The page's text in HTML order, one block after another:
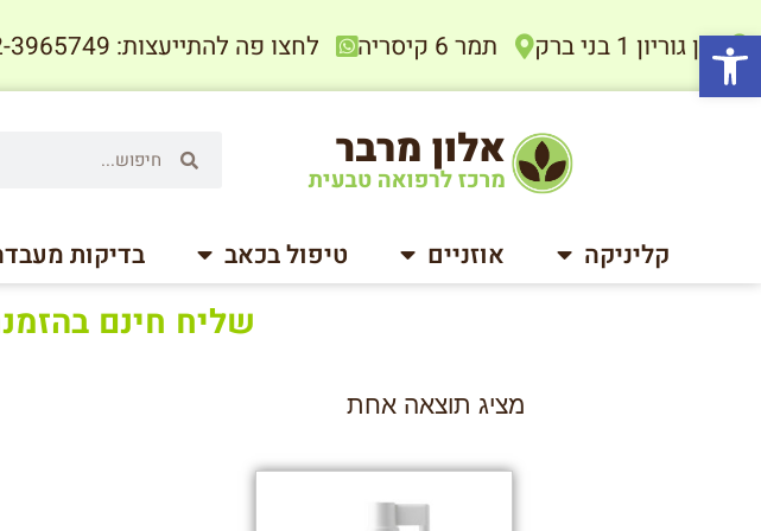
פתח סרגל נגישות
בן גוריון 1 בני ברק תמר 6 קיסריה לחצו פה להתייעצות: 052-3965749
קליניקה אוזניים טיפול בכאב בדיקות
שליח חינם בהזמנה של 400
מציג תוצאה אחת